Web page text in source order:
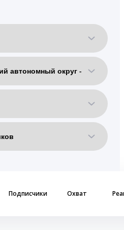
Подписчики Охват